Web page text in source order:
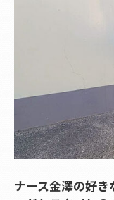
ナース金澤の好